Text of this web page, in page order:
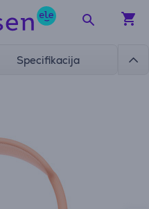
Specifikacija